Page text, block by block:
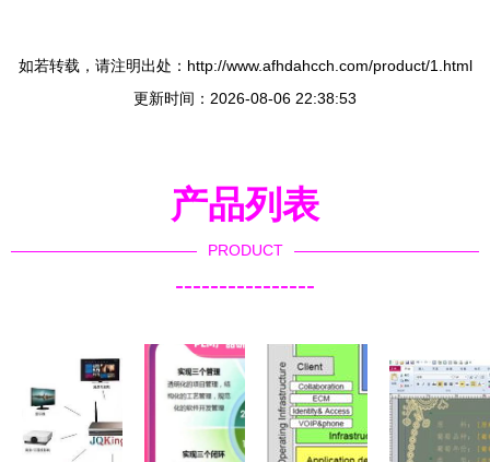
如若转载，请注明出处：http://www.afhdahcch.com/product/1.html
更新时间：2026-08-06 22:38:53
产品列表
PRODUCT
----------------